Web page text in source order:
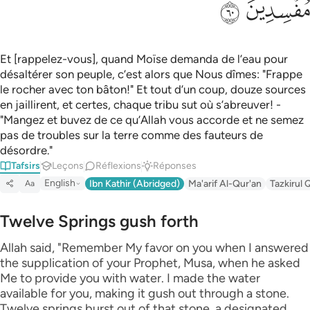
ﲉﲊ
Et [rappelez-vous], quand Moïse demanda de l’eau pour
désaltérer son peuple, c’est alors que Nous dîmes: "Frappe
le rocher avec ton bâton!" Et tout d’un coup, douze sources
en jaillirent, et certes, chaque tribu sut où s’abreuver! -
"Mangez et buvez de ce qu’Allah vous accorde et ne semez
pas de troubles sur la terre comme des fauteurs de
désordre."
Tafsirs Leçons Réflexions Réponses
Aa English Ibn Kathir (Abridged) Ma'arif Al-Qur'an Tazkirul
Twelve Springs gush forth
Allah said, "Remember My favor on you when I answered
the supplication of your Prophet, Musa, when he asked
Me to provide you with water. I made the water
available for you, making it gush out through a stone.